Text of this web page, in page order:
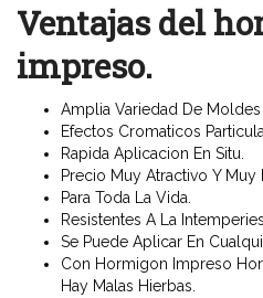
Ventajas del
impreso.
Amplia Variedad De Moldes
Efectos Cromaticos
Rapida Aplicacion En Situ.
Precio Muy Atractivo Y Muy
Para Toda La Vida.
Resistentes A La
Se Puede Aplicar En
Con Hormigon Impreso
Hay Malas Hierbas.